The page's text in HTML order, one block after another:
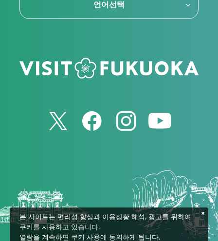
언어선택
본 사이트는 편리성 향상과 이용상황 해석, 광고를 위하여
쿠키를 사용하고 있습니다.
열람을 계속하면 쿠키 사용에 동의하게 됩니다.